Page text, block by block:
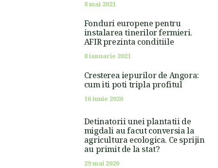
8 mai 2021
Fonduri europene pentru
instalarea tinerilor fermieri.
AFIR prezinta conditiile
8 ianuarie 2021
Cresterea iepurilor de Angora:
cum iti poti tripla profitul
16 iunie 2020
Detinatorii unei plantatii de
migdali au facut conversia la
agricultura ecologica. Ce sprijin
au primit de la stat?
29 mai 2020